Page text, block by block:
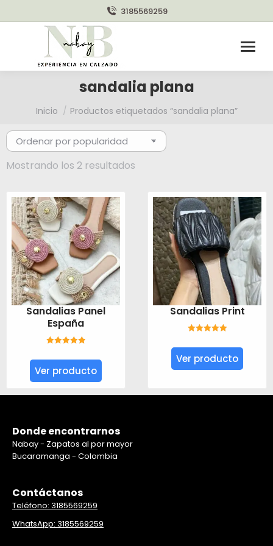
3185569259
sandalia plana
Estás aquí:
Inicio Productos etiquetados “sandalia plana”
Mostrando los 2 resultados
popularidad
Sandalias Panel
España
5.00de 5
Ver producto
Sandalias Print
5.00de 5
Ver producto
Donde encontrarnos
Nabay - Zapatos al por mayor
Bucaramanga - Colombia
Contáctanos
Teléfono: 3185569259
WhatsApp: 3185569259